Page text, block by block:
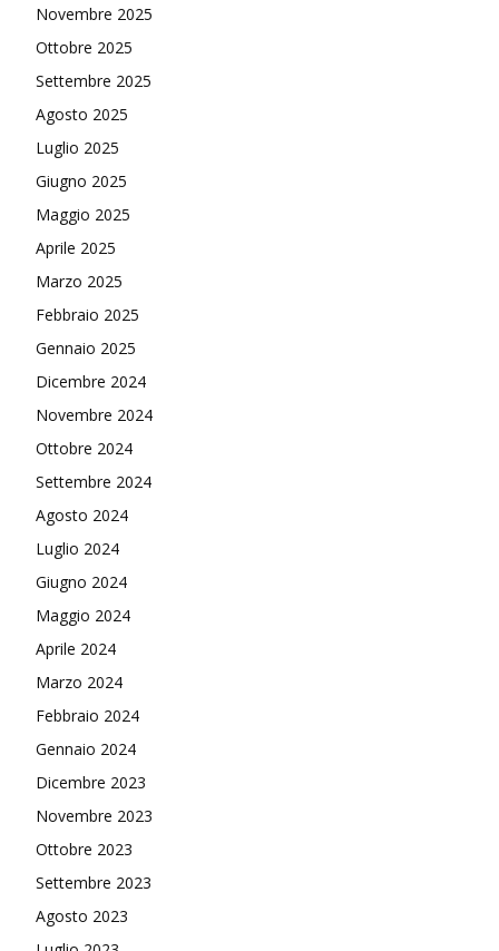
Novembre 2025
Ottobre 2025
Settembre 2025
Agosto 2025
Luglio 2025
Giugno 2025
Maggio 2025
Aprile 2025
Marzo 2025
Febbraio 2025
Gennaio 2025
Dicembre 2024
Novembre 2024
Ottobre 2024
Settembre 2024
Agosto 2024
Luglio 2024
Giugno 2024
Maggio 2024
Aprile 2024
Marzo 2024
Febbraio 2024
Gennaio 2024
Dicembre 2023
Novembre 2023
Ottobre 2023
Settembre 2023
Agosto 2023